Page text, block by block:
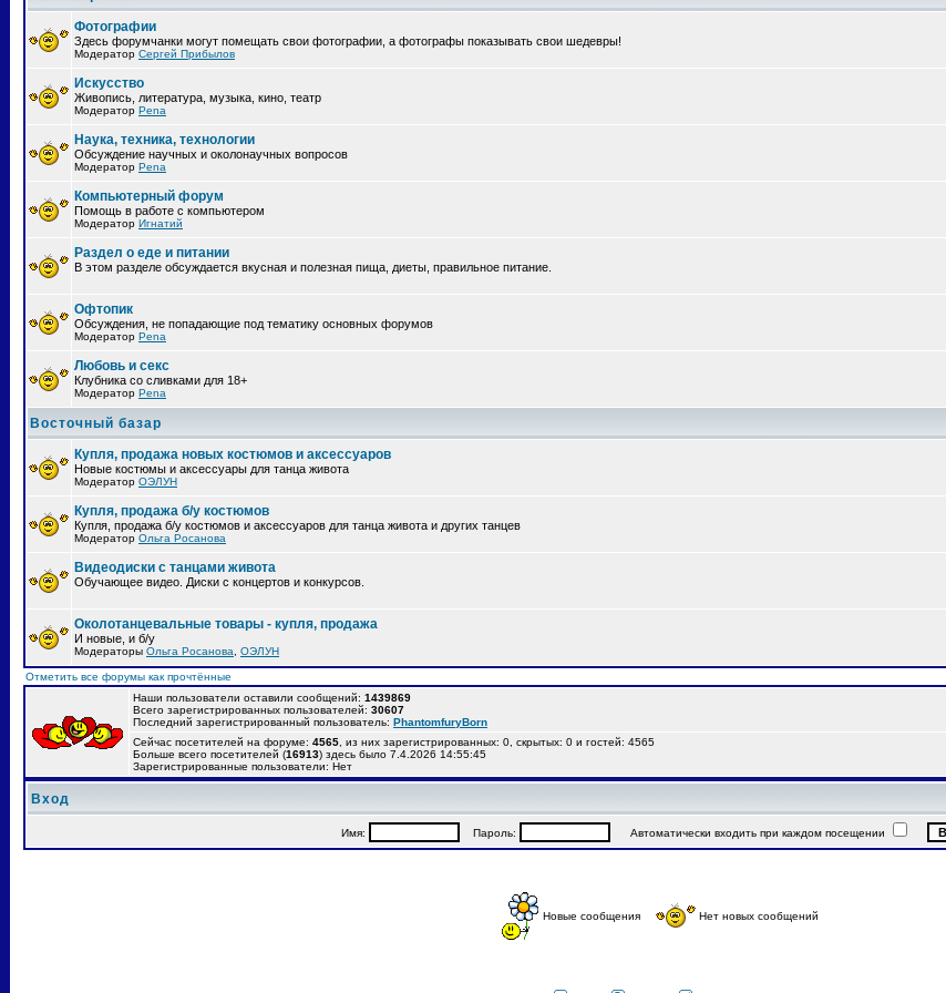
Фотографии
Здесь форумчанки могут помещать свои фотографии, а фотографы показывать свои шедевры!
Модератор Сергей Прибылов
Искусство
Живопись, литература, музыка, кино, театр
Модератор Pena
Наука, техника, технологии
Обсуждение научных и околонаучных вопросов
Модератор Pena
Компьютерный форум
Помощь в работе с компьютером
Модератор Игнатий
Раздел о еде и питании
В этом разделе обсуждается вкусная и полезная пища, диеты, правильное питание.
Офтопик
Обсуждения, не попадающие под тематику основных форумов
Модератор Pena
Любовь и секс
Клубника со сливками для 18+
Модератор Pena
Восточный базар
Купля, продажа новых костюмов и аксессуаров
Новые костюмы и аксессуары для танца живота
Модератор ОЭЛУН
Купля, продажа б/у костюмов
Купля, продажа б/у костюмов и аксессуаров для танца живота и других танцев
Модератор Ольга Росанова
Видеодиски с танцами живота
Обучающее видео. Диски с концертов и конкурсов.
Околотанцевальные товары - купля, продажа
И новые, и б/у
Модераторы Ольга Росанова ОЭЛУН
Отметить все форумы как прочтённые
Наши пользователи оставили сообщений: 1439869
Всего зарегистрированных пользователей: 30607
Последний зарегистрированный пользователь: PhantomfuryBorn
Сейчас посетителей на форуме: 4565 , из них зарегистрированных: 0, скрытых: 0 и гостей: 4565
Больше всего посетителей (16913) здесь было 7.4.2026 14:55:45
Зарегистрированные пользователи: Нет
Вход
Имя: Пароль: Автоматически входить при каждом посещении
Новые сообщения Нет новых сообщений